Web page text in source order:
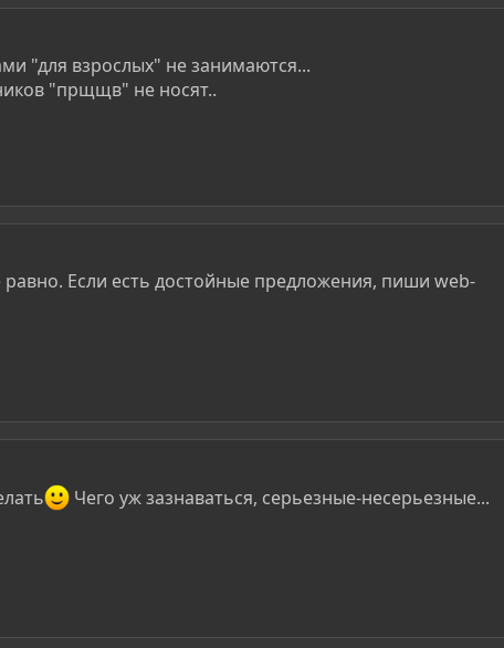
"для взрослых" не занимаются...
"прщщв" не носят..
равно. Если есть достойные предложения, пиши web-
Чего уж зазнаваться, серьезные-несерьезные...